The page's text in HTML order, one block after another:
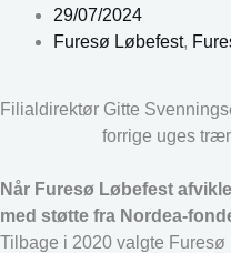
29/07/2024
Furesø Løbefest,
Filialdirektør Gitte
forrige uges
Når Furesø Løbefest
med støtte fra Nordea-
Tilbage i 2020 valgte